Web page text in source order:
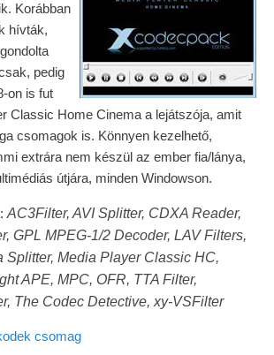
Korábban
hívták,
pedig
on is fut
Classic Home Cinema a lejátszója, amit
csomagok is. Könnyen kezelhető,
extrára nem készül az ember fia/lánya,
útjára, minden Windowson.
AC3Filter, AVI Splitter, CDXA Reader,
GPL MPEG-1/2 Decoder, LAV Filters,
Splitter, Media Player Classic HC,
APE, MPC, OFR, TTA Filter,
The Codec Detective, xy-VSFilter
csomag